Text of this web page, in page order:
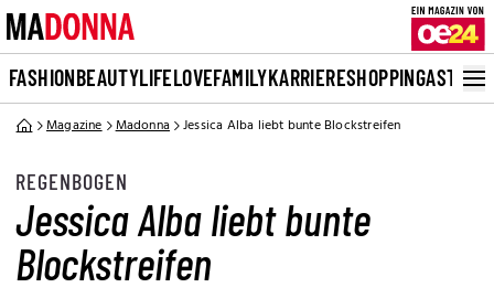
FASHIONBEAUTYLIFELOVEFAMILYKARRIERESHOPPINGASTRO
Magazine Madonna Jessica Alba liebt bunte Blockstreifen
REGENBOGEN
Jessica Alba liebt bunte
Blockstreifen